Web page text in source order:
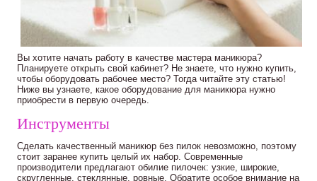
Вы хотите начать работу в качестве мастера маникюра?
Планируете открыть свой кабинет? Не знаете, что нужно купить,
чтобы оборудовать рабочее место? Тогда читайте эту статью!
Ниже вы узнаете, какое оборудование для маникюра нужно
приобрести в первую очередь.
Инструменты
Сделать качественный маникюр без пилок невозможно, поэтому
стоит заранее купить целый их набор. Современные
производители предлагают обилие пилочек: узкие, широкие,
скругленные, стеклянные, ровные. Обратите особое внимание на